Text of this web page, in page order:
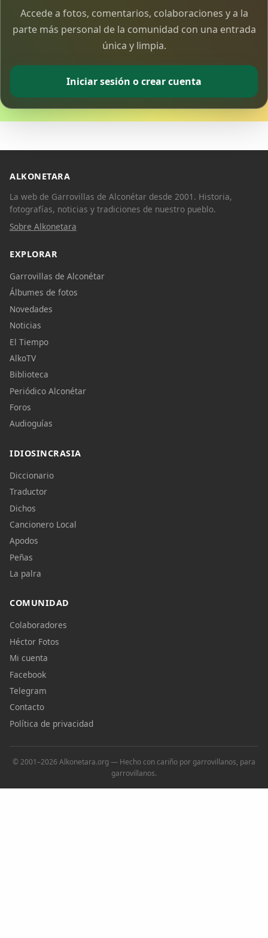
Accede a fotos, comentarios, colaboraciones y a la
parte más personal de la comunidad con una entrada
única y limpia.
Iniciar sesión o crear cuenta
ALKONETARA
La web de Garrovillas de Alconétar desde 2001. Historia,
fotografías, noticias y tradiciones de nuestro pueblo.
Sobre Alkonetara
EXPLORAR
Garrovillas de Alconétar
Álbumes de fotos
Novedades
Noticias
El Tiempo
AlkoTV
Biblioteca
Periódico Alconétar
Foros
Audioguías
IDIOSINCRASIA
Diccionario
Traductor
Dichos
Cancionero Local
Apodos
Peñas
La palra
COMUNIDAD
Colaboradores
Héctor Fotos
Mi cuenta
Facebook
Telegram
Contacto
Política de privacidad
© 2001–2026 Alkonetara.org — Hecho con cariño por garrovillanos, para
garrovillanos.